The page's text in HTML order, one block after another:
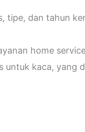
tipe, dan tahun
home
untuk kaca, yang